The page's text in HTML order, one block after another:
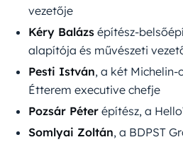
vezetője
Kéry Balázs építész-
alapítója és művészeti
Pesti István, a két
Étterem executive chefje
Pozsár Péter építész, a
Somlyai Zoltán, a BDPST